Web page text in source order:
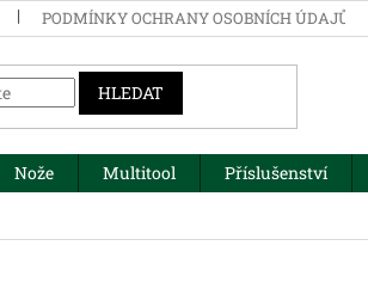
PODMÍNKY OCHRANY OSOBNÍCH ÚDAJŮ
HLEDAT
Nože Multitool Příslušenství